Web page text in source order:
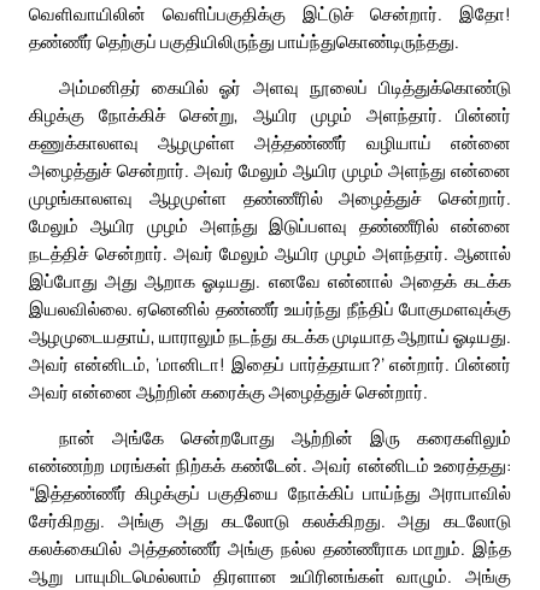
வெளிவாயிலின் வெளிப்பகுதிக்கு இட்டுச் சென்றார். இதோ!
தண்ணீர் தெற்குப் பகுதியிலிருந்து பாய்ந்துகொண்டிருந்தது.
அம்மனிதர் கையில் ஓர் அளவு நூலைப் பிடித்துக்கொண்டு
கிழக்கு நோக்கிச் சென்று, ஆயிர முழம் அளந்தார். பின்னர்
கணுக்காலளவு ஆழமுள்ள அத்தண்ணீர் வழியாய் என்னை
அழைத்துச் சென்றார். அவர் மேலும் ஆயிர முழம் அளந்து என்னை
முழங்காலளவு ஆழமுள்ள தண்ணீரில் அழைத்துச் சென்றார்.
மேலும் ஆயிர முழம் அளந்து இடுப்பளவு தண்ணீரில் என்னை
நடத்திச் சென்றார். அவர் மேலும் ஆயிர முழம் அளந்தார். ஆனால்
இப்போது அது ஆறாக ஓடியது. எனவே என்னால் அதைக் கடக்க
இயலவில்லை. ஏனெனில் தண்ணீர் உயர்ந்து நீந்திப் போகுமளவுக்கு
ஆழமுடையதாய், யாராலும் நடந்து கடக்க முடியாத ஆறாய் ஓடியது.
அவர் என்னிடம், ‘மானிடா! இதைப் பார்த்தாயா?’ என்றார். பின்னர்
அவர் என்னை ஆற்றின் கரைக்கு அழைத்துச் சென்றார்.
நான் அங்கே சென்றபோது ஆற்றின் இரு கரைகளிலும்
எண்ணற்ற மரங்கள் நிற்கக் கண்டேன். அவர் என்னிடம் உரைத்தது:
“இத்தண்ணீர் கிழக்குப் பகுதியை நோக்கிப் பாய்ந்து அராபாவில்
சேர்கிறது. அங்கு அது கடலோடு கலக்கிறது. அது கடலோடு
கலக்கையில் அத்தண்ணீர் அங்கு நல்ல தண்ணீராக மாறும். இந்த
ஆறு பாயுமிடமெல்லாம் திரளான உயிரினங்கள் வாழும். அங்கு